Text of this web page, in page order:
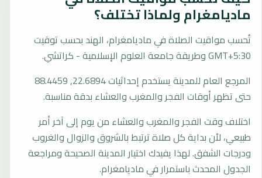
ماديامغرام ولماذا تختلف؟
تُحسب مواقيت الصلاة في ماديامغرام، الهند بحسب توقيت
GMT+5:30 وطريقة جامعة العلوم الإسلامية - كراتشي.
المرجع العام للمدينة يستخدم إحداثيات 22.6894, 88.4459
حتى تظهر أوقات الفجر والمغرب والعشاء بدقة مناسبة.
اختلاف وقت الفجر والمغرب والعشاء من يوم إلى آخر أمر
طبيعي، لأن بداية كل صلاة ترتبط بالشروق والزوال والغروب
ودرجات الشفق. لهذا يفيدك اختيار المدينة الصحيحة ومراجعة
الجدول المحدث باستمرار في ماديامغرام.